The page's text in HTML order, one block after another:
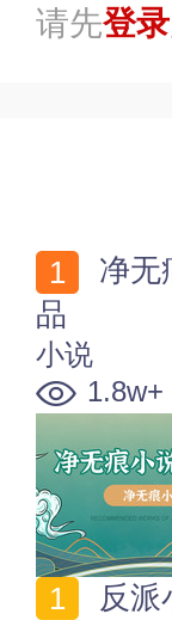
请先登录
品
小说
1.8w+